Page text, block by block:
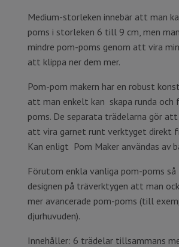
Medium-storleken innebär att man
poms i storleken 6 till 9 cm, men
mindre pom-poms genom att vira
att klippa ner dem mer.
Pom-pom makern har en robust
att man enkelt kan skapa runda och
poms. De separata trädelarna gör
att vira garnet runt verktyget direkt
Kan enligt Pom Maker användas av
Förutom enkla vanliga pom-poms
designen på träverktygen att man
mer avancerade pom-poms (till
djurhuvuden).
Innehåller: 6 trädelar tillsammans